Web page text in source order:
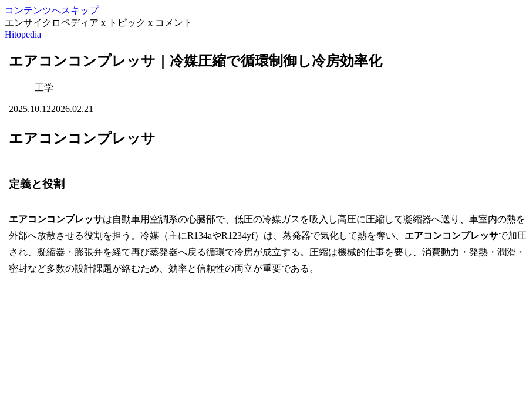
コンテンツへスキップ
エンサイクロペディア x トピック x コメント
Hitopedia
エアコンコンプレッサ｜冷媒圧縮で循環制御し冷房効率化
工学
2025.10.122026.02.21
エアコンコンプレッサ
定義と役割
エアコンコンプレッサは自動車用空調系の心臓部で、低圧の冷媒ガスを吸入し高圧に圧縮して凝縮器へ送り、車室内の熱を
外部へ放散させる役割を担う。冷媒（主にR134aやR1234yf）は、蒸発器で気化して熱を奪い、 エアコンコンプレッサで加圧
され、凝縮器・膨張弁を経て再び蒸発器へ戻る循環で冷房が成立する。圧縮は機械的仕事を要し、消費動力・発熱・潤滑・
密封など多数の設計課題が絡むため、効率と信頼性の両立が重要である。